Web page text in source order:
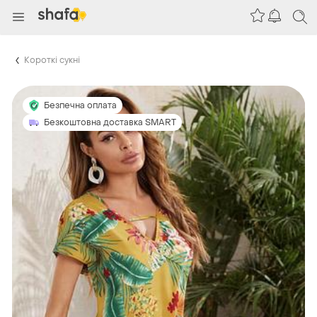
Короткі сукні
Безпечна оплата
Безкоштовна доставка SMART